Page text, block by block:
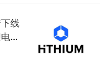
线
长